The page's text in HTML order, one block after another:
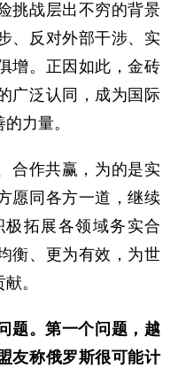
挑战层出不穷的背景
、反对外部干涉、实
增。正因如此，金砖
广泛认同，成为国际
力量。
合作共赢，为的是实
愿同各方一道，继续
拓展各领域务实合
衡、更为有效，为世
。
题。第一个问题，越
友称俄罗斯很可能计